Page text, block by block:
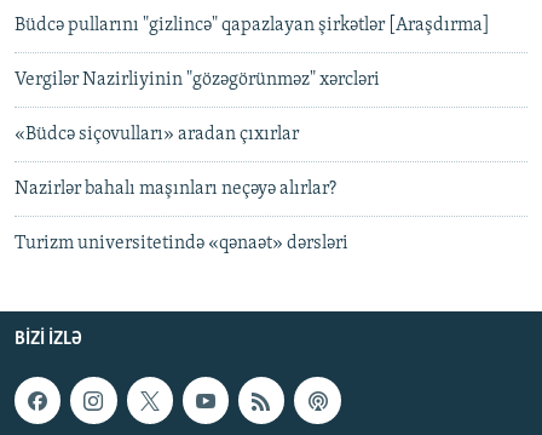
Büdcə pullarını "gizlincə" qapazlayan şirkətlər [Araşdırma]
Vergilər Nazirliyinin "gözəgörünməz" xərcləri
«Büdcə siçovulları» aradan çıxırlar
Nazirlər bahalı maşınları neçəyə alırlar?
Turizm universitetində «qənaət» dərsləri
BIZI IZLƏ